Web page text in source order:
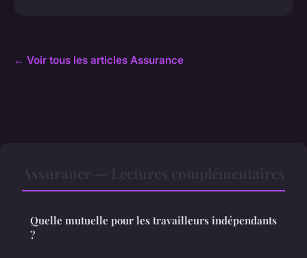
← Voir tous les articles Assurance
Quelle mutuelle pour les travailleurs indépendants
?